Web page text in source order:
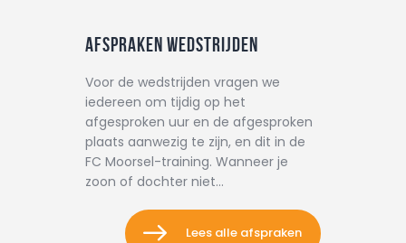
Afspraken wedstrijden
Voor de wedstrijden vragen we
iedereen om tijdig op het
afgesproken uur en de afgesproken
plaats aanwezig te zijn, en dit in de
FC Moorsel-training. Wanneer je
zoon of dochter niet…
Lees alle afspraken